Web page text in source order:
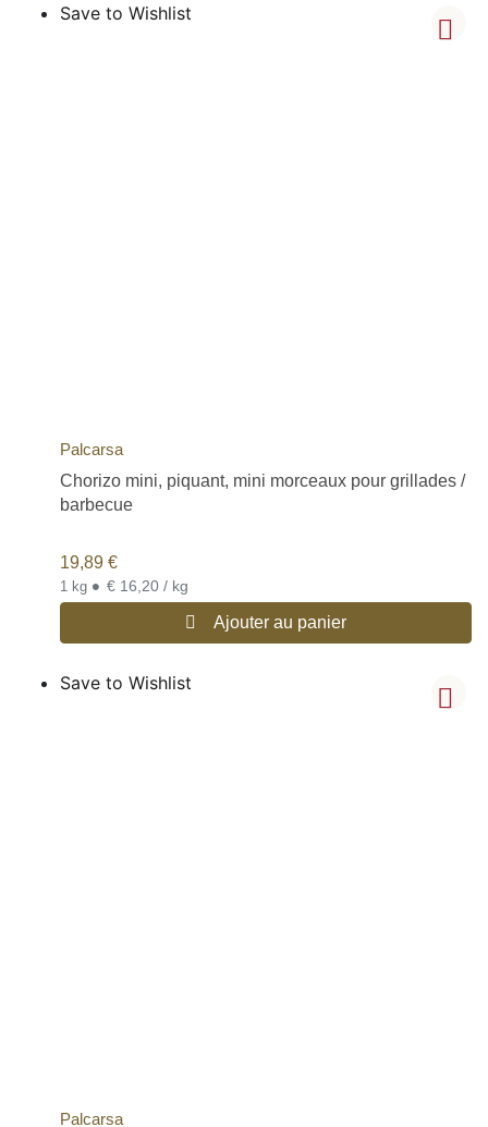
Save to Wishlist
Palcarsa
Chorizo mini, piquant, mini morceaux pour grillades /
barbecue
19,89 €
1 kg • € 16,20 / kg
Ajouter au panier
Save to Wishlist
Palcarsa